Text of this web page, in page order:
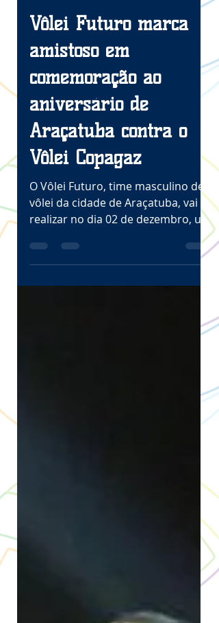
Bruna Barcelar
30 de nov. de 2021
Vôlei Futuro marca
amistoso em
comemoração ao
aniversário de
Araçatuba contra o
Vôlei Copagaz
O Vôlei Futuro, time masculino de
vôlei da cidade de Araçatuba, vai
realizar no dia 02 de dezembro, um